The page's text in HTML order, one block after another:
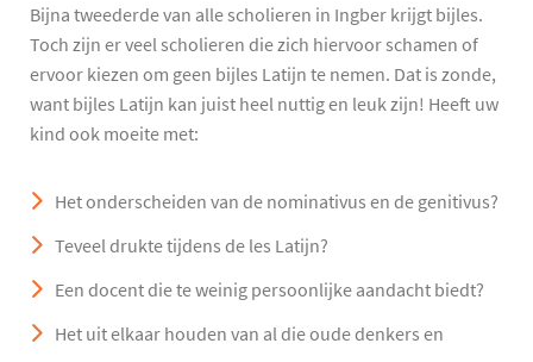
Bijna tweederde van alle scholieren in Ingber krijgt bijles.
Toch zijn er veel scholieren die zich hiervoor schamen of
ervoor kiezen om geen bijles Latijn te nemen. Dat is zonde,
want bijles Latijn kan juist heel nuttig en leuk zijn! Heeft uw
kind ook moeite met:
Het onderscheiden van de nominativus en de genitivus?
Teveel drukte tijdens de les Latijn?
Een docent die te weinig persoonlijke aandacht biedt?
Het uit elkaar houden van al die oude denkers en